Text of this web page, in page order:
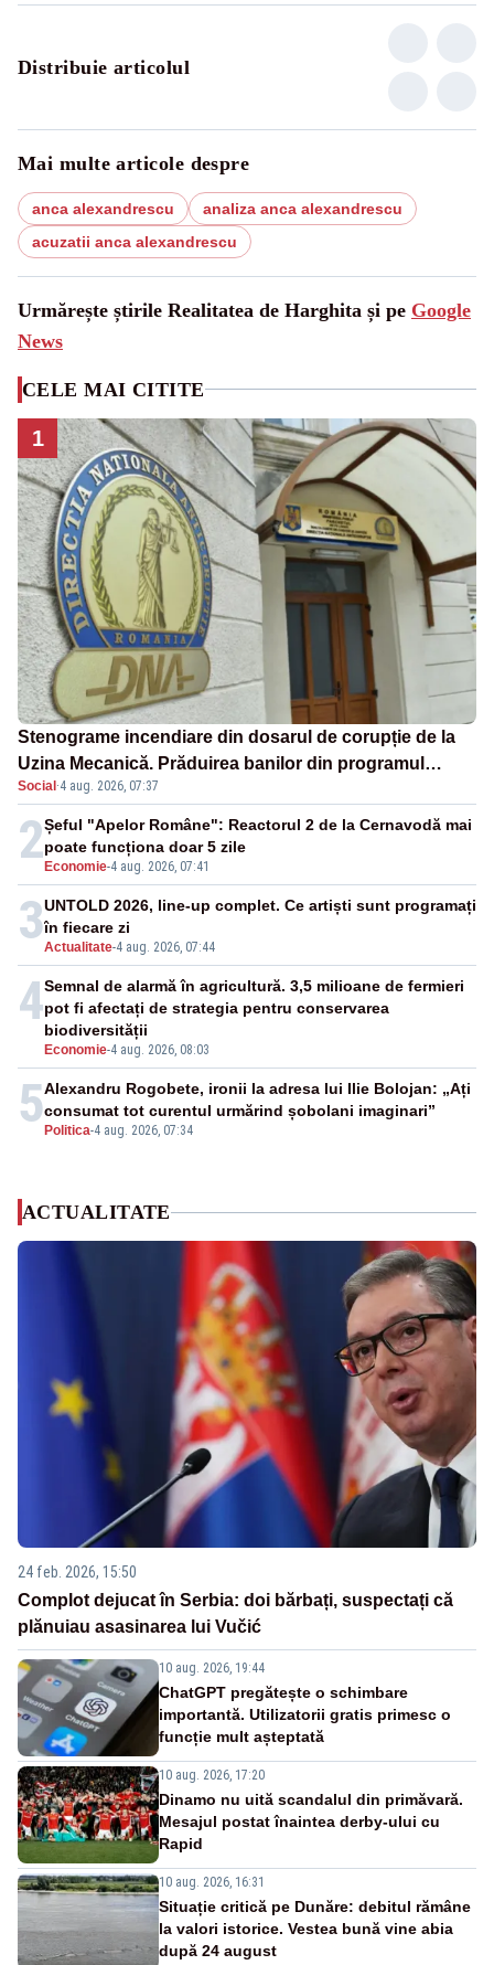
Distribuie articolul
Mai multe articole despre
anca alexandrescu
analiza anca alexandrescu
acuzatii anca alexandrescu
Urmărește știrile Realitatea de Harghita și pe Google
News
CELE MAI CITITE
1
Stenograme incendiare din dosarul de corupție de la
Uzina Mecanică. Prăduirea banilor din programul
SAFE, interceptată de DNA
Social ·4 aug. 2026, 07:37
2 Economie-4 aug. 2026, 07:41
Șeful "Apelor Române": Reactorul 2 de la Cernavodă mai
poate funcționa doar 5 zile
3Actualitate-4 aug. 2026, 07:44
UNTOLD 2026, line-up complet. Ce artiști sunt programați
în fiecare zi
4
Economie-4 aug. 2026, 08:03
Semnal de alarmă în agricultură. 3,5 milioane de fermieri
pot fi afectați de strategia pentru conservarea
biodiversității
5 Politica-4 aug. 2026, 07:34
Alexandru Rogobete, ironii la adresa lui Ilie Bolojan: „Ați
consumat tot curentul urmărind șobolani imaginari”
ACTUALITATE
24 feb. 2026, 15:50
Complot dejucat în Serbia: doi bărbați, suspectați că
plănuiau asasinarea lui Vučić
10 aug. 2026, 19:44
ChatGPT pregătește o schimbare
importantă. Utilizatorii gratis primesc o
funcție mult așteptată
10 aug. 2026, 17:20
Dinamo nu uită scandalul din primăvară.
Mesajul postat înaintea derby-ului cu
Rapid
10 aug. 2026, 16:31
Situație critică pe Dunăre: debitul rămâne
la valori istorice. Vestea bună vine abia
după 24 august